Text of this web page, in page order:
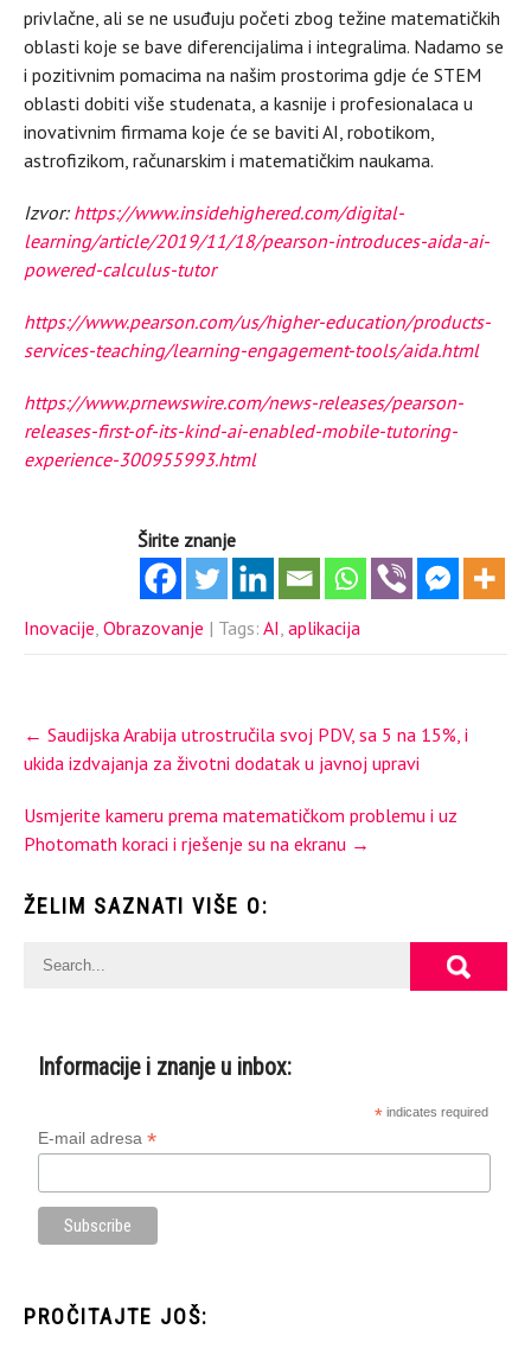
privlačne, ali se ne usuđuju početi zbog težine matematičkih
oblasti koje se bave diferencijalima i integralima. Nadamo se
i pozitivnim pomacima na našim prostorima gdje će STEM
oblasti dobiti više studenata, a kasnije i profesionalaca u
inovativnim firmama koje će se baviti AI, robotikom,
astrofizikom, računarskim i matematičkim naukama.
Izvor: https://www.insidehighered.com/digital-
learning/article/2019/11/18/pearson-introduces-aida-ai-
powered-calculus-tutor
https://www.pearson.com/us/higher-education/products-
services-teaching/learning-engagement-tools/aida.html
https://www.prnewswire.com/news-releases/pearson-
releases-first-of-its-kind-ai-enabled-mobile-tutoring-
experience-300955993.html
Širite znanje
Inovacije, Obrazovanje | Tags: AI, aplikacija
Post
navigation
← Saudijska Arabija utrostručila svoj PDV, sa 5 na 15%, i
ukida izdvajanja za životni dodatak u javnoj upravi
Usmjerite kameru prema matematičkom problemu i uz
Photomath koraci i rješenje su na ekranu →
ŽELIM SAZNATI VIŠE O:
Informacije i znanje u inbox:
* indicates required
E-mail adresa*
PROČITAJTE JOŠ: